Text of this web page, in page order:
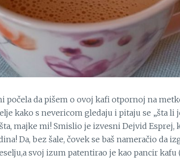
počela da pišem o ovoj kafi otpornoj na
kako s nevericom gledaju i pitaju se „šta li
majke mi! Smislio je izvesni Dejvid Esprej,
Da, bez šale, čovek se baš nameračio da
svoj izum patentirao je kao pancir kafu